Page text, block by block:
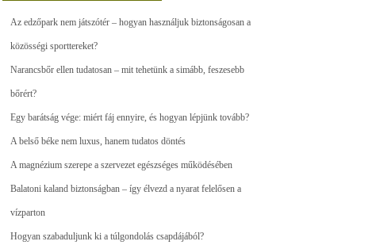
Az edzőpark nem játszótér – hogyan használjuk biztonságosan a
közösségi sporttereket?
Narancsbőr ellen tudatosan – mit tehetünk a simább, feszesebb
bőrért?
Egy barátság vége: miért fáj ennyire, és hogyan lépjünk tovább?
A belső béke nem luxus, hanem tudatos döntés
A magnézium szerepe a szervezet egészséges működésében
Balatoni kaland biztonságban – így élvezd a nyarat felelősen a
vízparton
Hogyan szabaduljunk ki a túlgondolás csapdájából?